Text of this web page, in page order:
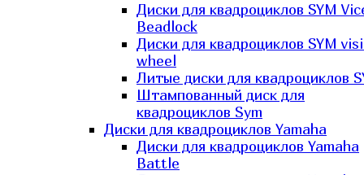
Диски для квадроциклов SYM
Beadlock
Диски для квадроциклов SYM
wheel
Литые диски для квадроциклов
Штампованный диск для
квадроциклов Sym
Диски для квадроциклов Yamaha
Диски для квадроциклов Yamaha
Battle